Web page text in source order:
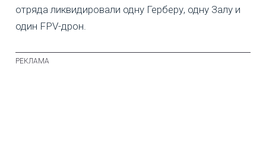
отряда ликвидировали одну Герберу, одну Залу и
один FPV-дрон.